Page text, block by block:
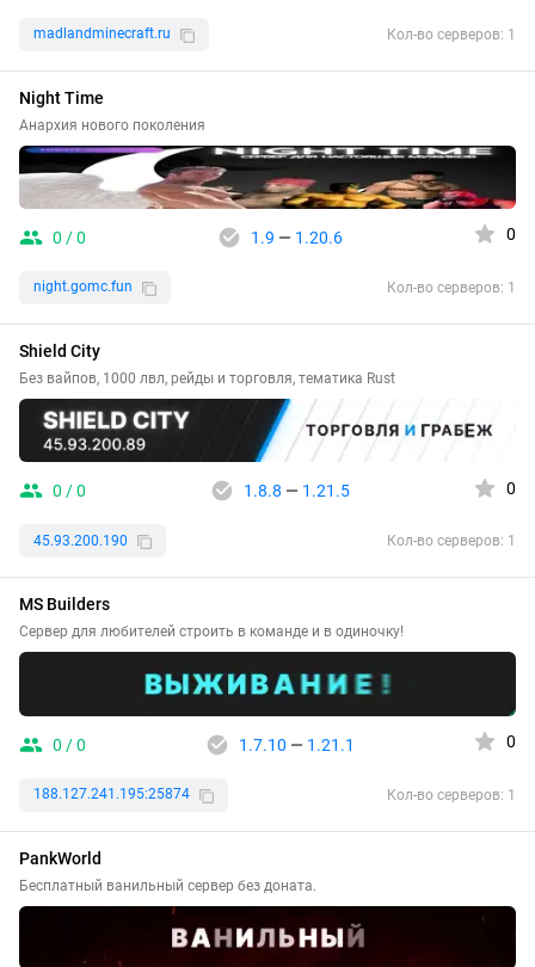
madlandminecraft.ru Кол-во серверов: 1
Night Time
Анархия нового поколения
0 / 0 1.9 — 1.20.6 0
night.gomc.fun Кол-во серверов: 1
Shield City
Без вайпов, 1000 лвл, рейды и торговля, тематика Rust
0 / 0 1.8.8 — 1.21.5 0
45.93.200.190 Кол-во серверов: 1
MS Builders
Сервер для любителей строить в команде и в одиночку!
0 / 0 1.7.10 — 1.21.1 0
188.127.241.195:25874 Кол-во серверов: 1
PankWorld
Бесплатный ванильный сервер без доната.